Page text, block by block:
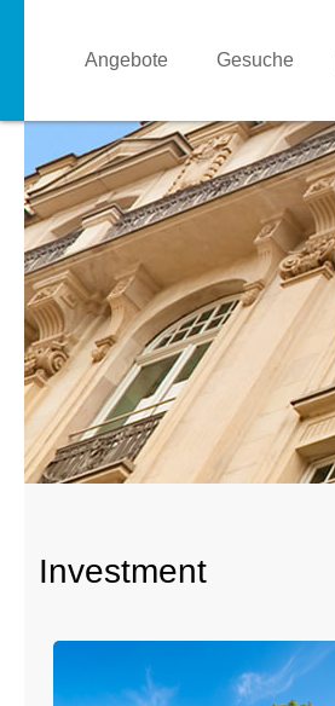
Angebote Gesuche
Investment